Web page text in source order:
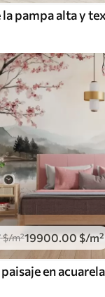
$/m²19900.00$/m²